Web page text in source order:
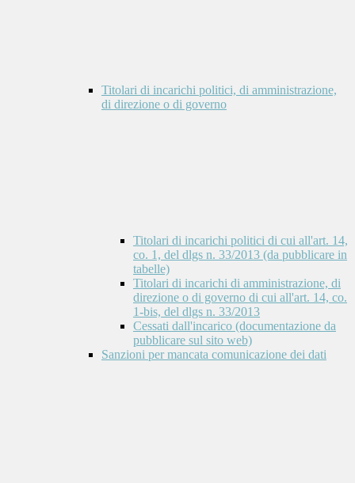
Titolari di incarichi politici, di amministrazione,
di direzione o di governo
Titolari di incarichi politici di cui all'art. 14,
co. 1, del dlgs n. 33/2013 (da pubblicare in
tabelle)
Titolari di incarichi di amministrazione, di
direzione o di governo di cui all'art. 14, co.
1-bis, del dlgs n. 33/2013
Cessati dall'incarico (documentazione da
pubblicare sul sito web)
Sanzioni per mancata comunicazione dei dati